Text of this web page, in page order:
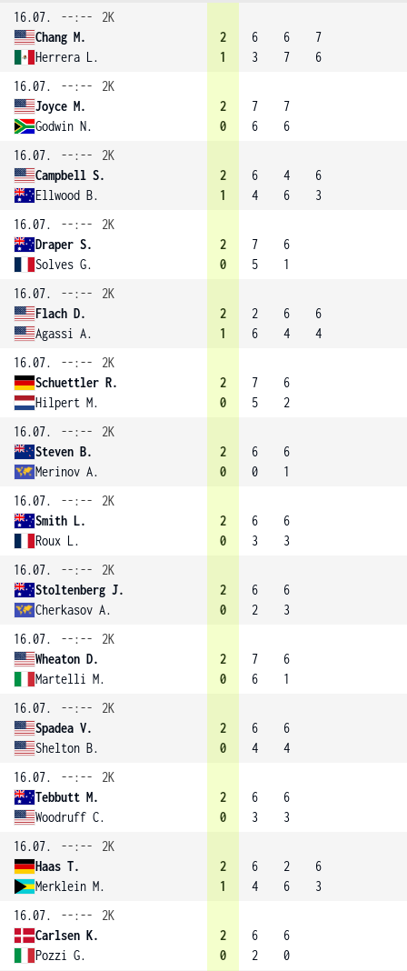
16.07. --:--
2K
Chang M.
Herrera L.
2
1
6
3
6
7
7
6
16.07.
--:--
2K
Joyce M.
Godwin N.
2
0
7
6
7
6
16.07.
--:--
2K
Campbell S.
Ellwood B.
2
1
6
4
4
6
6
3
16.07.
--:--
2K
Draper S.
Solves G.
2
0
7
5
6
1
16.07.
--:--
2K
Flach D.
Agassi A.
2
1
2
6
6
4
6
4
16.07.
--:--
2K
Schuettler R.
Hilpert M.
2
0
7
5
6
2
16.07.
--:--
2K
Steven B.
Merinov A.
2
0
6
0
6
1
16.07.
--:--
2K
Smith L.
Roux L.
2
0
6
3
6
3
16.07.
--:--
2K
Stoltenberg J.
Cherkasov A.
2
0
6
2
6
3
16.07.
--:--
2K
Wheaton D.
Martelli M.
2
0
7
6
6
1
16.07.
--:--
2K
Spadea V.
Shelton B.
2
0
6
4
6
4
16.07.
--:--
2K
Tebbutt M.
Woodruff C.
2
0
6
3
6
3
16.07.
--:--
2K
Haas T.
Merklein M.
2
1
6
4
2
6
6
3
16.07.
--:--
2K
Carlsen K.
Pozzi G.
2
0
6
2
6
0